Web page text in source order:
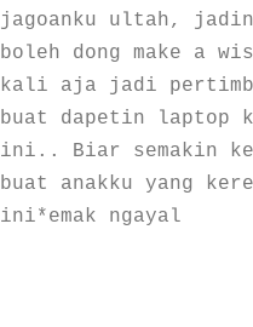
jagoanku ultah,
boleh dong make a
kali aja jadi
buat dapetin laptop
ini.. Biar semakin
buat anakku yang
ini*emak ngayal